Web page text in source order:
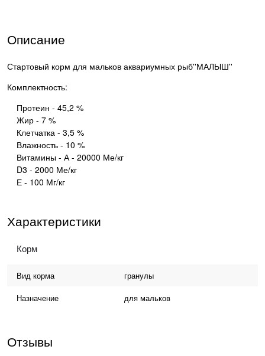
Описание
Стартовый корм для мальков аквариумных рыб''МАЛЫШ''
Комплектность:
Протеин - 45,2 %
Жир - 7 %
Клетчатка - 3,5 %
Влажность - 10 %
Витамины - А - 20000 Ме/кг
D3 - 2000 Ме/кг
Е - 100 Мг/кг
Характеристики
Корм
Вид корма
гранулы
Назначение
для мальков
Отзывы